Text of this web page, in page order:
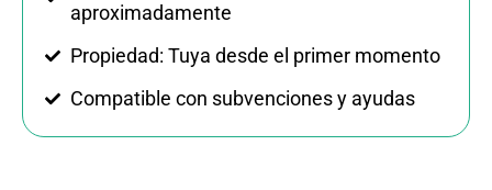
aproximadamente
Propiedad: Tuya desde el primer momento
Compatible con subvenciones y ayudas